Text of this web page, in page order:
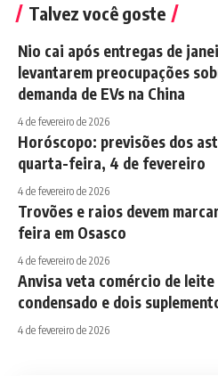
Talvez você goste
Nio cai após entregas de
levantarem preocupações
demanda de EVs na China
4 de fevereiro de 2026
Horóscopo: previsões dos
quarta-feira, 4 de fevereiro
4 de fevereiro de 2026
Trovões e raios devem
feira em Osasco
4 de fevereiro de 2026
Anvisa veta comércio de leite
condensado e dois
4 de fevereiro de 2026